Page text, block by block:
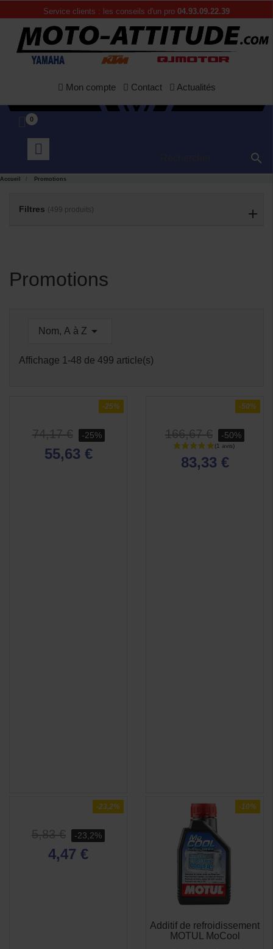
Service clients : les conseils d'un pro 04.93.09.22.39
Mon compte Contact Actualités
0

Accueil Promotions
Filtres (499 produits)
Promotions
Nom, A à Z 
Affichage 1-48 de 499 article(s)
-25%
74,17 € -25%
55,63 €
-50%
166,67 € -50%
83,33 €
-23,2%
5,83 € -23,2%
4,47 €
-10%
Additif de refroidissement
MOTUL MoCool
APERÇU
RAPIDE